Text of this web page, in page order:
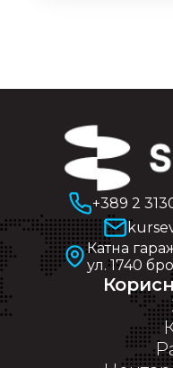
+389 2
Катна
ул. 1740